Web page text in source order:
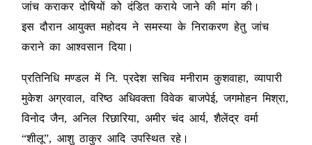
जांच कराकर दोषियों को दंडित कराये जाने की मांग की।
इस दौरान आयुक्त महोदय ने समस्या के निराकरण हेतु जांच
कराने का आश्वसान दिया।
प्रतिनिधि मण्डल में नि. प्रदेश सचिव मनीराम कुशवाहा, व्यापारी
मुकेश अग्रवाल, वरिष्ठ अधिवक्ता विवेक बाजपेई, जगमोहन मिश्रा,
विनोद जैन, अनिल रिछारिया, अमीर चंद आर्य, शैलेंद्र वर्मा
“शीलू”, आशु ठाकुर आदि उपस्थित रहे।